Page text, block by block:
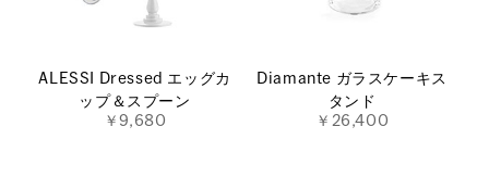
ALESSI Dressed エッグカ
ップ＆スプーン
￥9,680
Diamante ガラスケーキス
タンド
￥26,400